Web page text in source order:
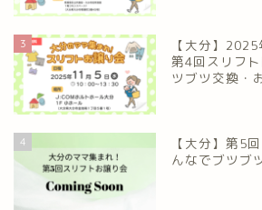
3
【大分】
第4回スリフ
ツブツ交換・
4
【大分】第5
んなでブツブ